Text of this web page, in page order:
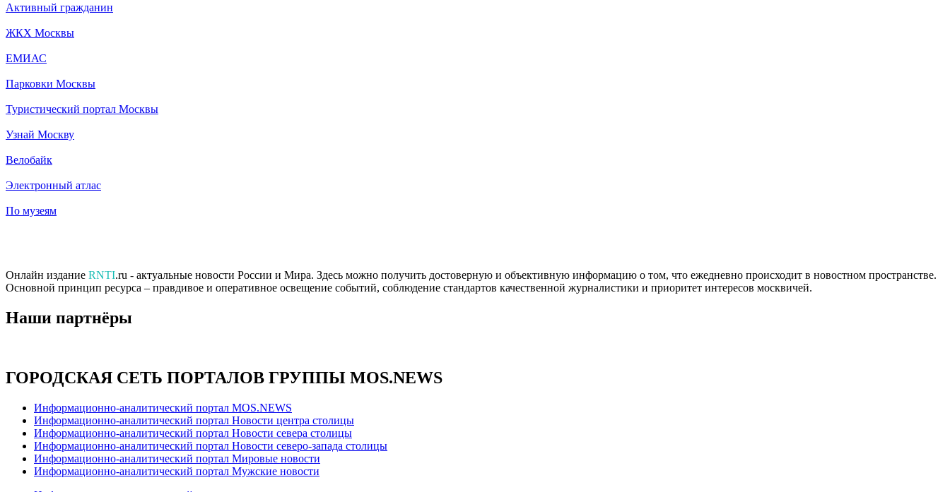
Активный гражданин
ЖКХ Москвы
ЕМИАС
Парковки Москвы
Туристический портал Москвы
Узнай Москву
Велобайк
Электронный атлас
По музеям
Онлайн издание RNTI.ru - актуальные новости России и Мира. Здесь можно получить достоверную и объективную информацию о том, что ежедневно происходит в новостном пространстве.
Основной принцип ресурса – правдивое и оперативное освещение событий, соблюдение стандартов качественной журналистики и приоритет интересов москвичей.
Наши партнёры
ГОРОДСКАЯ СЕТЬ ПОРТАЛОВ ГРУППЫ MOS.NEWS
Информационно-аналитический портал MOS.NEWS
Информационно-аналитический портал Новости центра столицы
Информационно-аналитический портал Новости севера столицы
Информационно-аналитический портал Новости северо-запада столицы
Информационно-аналитический портал Мировые новости
Информационно-аналитический портал Мужские новости